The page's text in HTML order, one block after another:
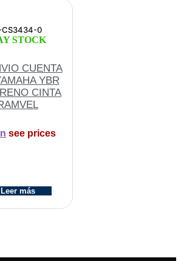
CS3434-0
STOCK
CUENTA
YBR
CINTA
see prices
Leer más